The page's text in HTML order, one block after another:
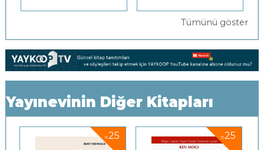
Tümünü göster
Yayınevinin Diğer Kitapları
%25 %25